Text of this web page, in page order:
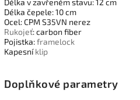
Délka v zavřeném stavu: 12 cm
Délka čepele: 10 cm
Ocel: CPM S35VN nerez
Rukojeť: carbon fiber
Pojistka:framelock
Kapesníklip
Doplňkové parametry